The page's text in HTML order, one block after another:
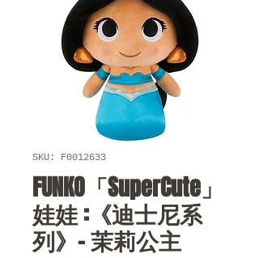
SKU: F0012633
FUNKO「SuperCute」
娃娃 :《迪士尼系
列》- 茉莉公主